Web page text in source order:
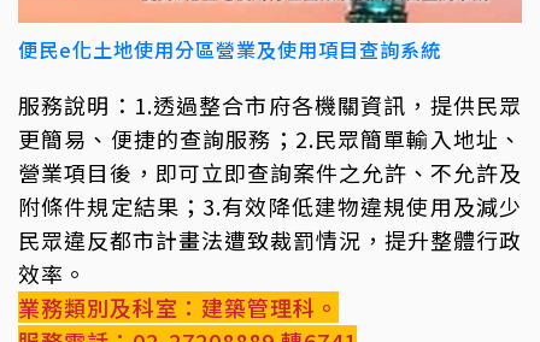
便民e化土地使用分區營業及使用項目查詢系統
服務說明：1.透過整合市府各機關資訊，提供民眾
更簡易、便捷的查詢服務；2.民眾簡單輸入地址、
營業項目後，即可立即查詢案件之允許、不允許及
附條件規定結果；3.有效降低建物違規使用及減少
民眾違反都市計畫法遭致裁罰情況，提升整體行政
效率。
業務類別及科室：建築管理科。